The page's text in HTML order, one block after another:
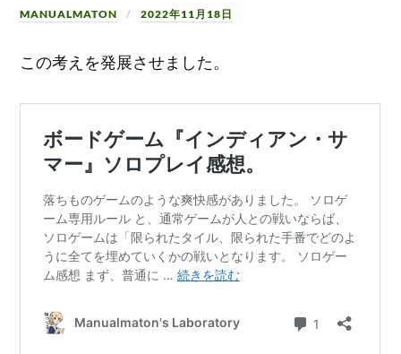
MANUALMATON 2022年11月18日
この考えを発展させました。